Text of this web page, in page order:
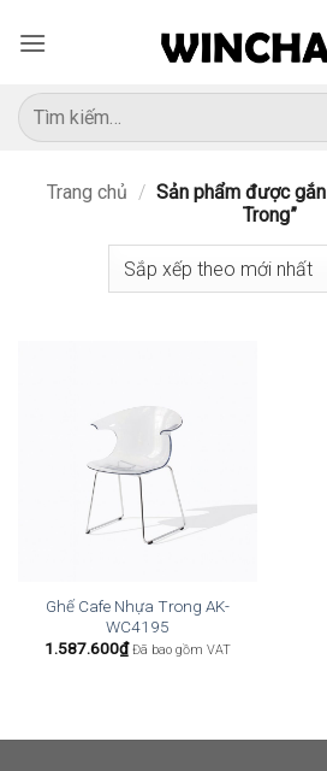
qua
dung
Tìm
kiếm:
Trang chủ / Sản phẩm được gắn
Trong”
Ghế Cafe Nhựa Trong AK-
WC4195
1.587.600₫ Đã bao gồm VAT